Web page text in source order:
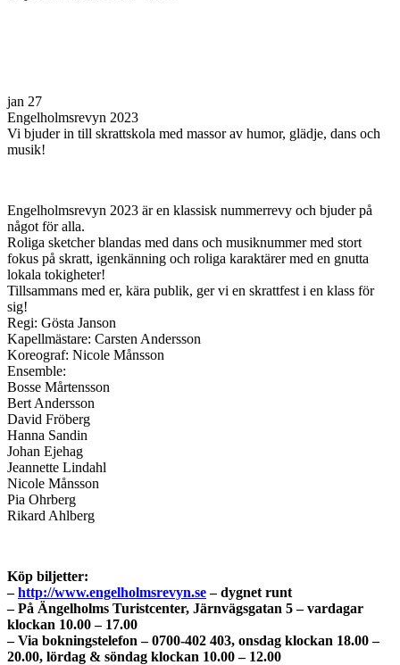
jan 27
Engelholmsrevyn 2023
Vi bjuder in till skrattskola med massor av humor, glädje, dans och
musik!
Engelholmsrevyn 2023 är en klassisk nummerrevy och bjuder på
något för alla.
Roliga sketcher blandas med dans och musiknummer med stort
fokus på skratt, igenkänning och roliga karaktärer med en gnutta
lokala tokigheter!
Tillsammans med er, kära publik, ger vi en skrattfest i en klass för
sig!
Regi: Gösta Janson
Kapellmästare: Carsten Andersson
Koreograf: Nicole Månsson
Ensemble:
Bosse Mårtensson
Bert Andersson
David Fröberg
Hanna Sandin
Johan Ejehag
Jeannette Lindahl
Nicole Månsson
Pia Ohrberg
Rikard Ahlberg
Köp biljetter:
–http://www.engelholmsrevyn.se– dygnet runt
– På Ängelholms Turistcenter, Järnvägsgatan 5 – vardagar
klockan 10.00 – 17.00
– Via bokningstelefon – 0700-402 403, onsdag klockan 18.00 –
20.00, lördag & söndag klockan 10.00 – 12.00